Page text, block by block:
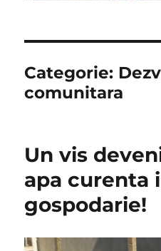
Categorie:
comunitara
Un vis
apa curenta
gospodarie!